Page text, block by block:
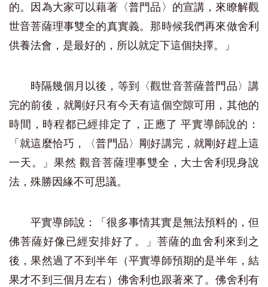
的。因為大家可以藉著〈普門品〉的宣講，來瞭解觀
世音菩薩理事雙全的真實義。那時候我們再來做舍利
供養法會，是最好的，所以就定下這個抉擇。」
時隔幾個月以後，等到〈觀世音菩薩普門品〉講
完的前後，就剛好只有今天有這個空隙可用，其他的
時間，時程都已經排定了，正應了 平實導師說的：
「就這麼恰巧，〈普門品〉剛好講完，就剛好趕上這
一天。」果然 觀音菩薩理事雙全，大士舍利現身說
法，殊勝因緣不可思議。
平實導師說：「很多事情其實是無法預料的，但
佛菩薩好像已經安排好了。」菩薩的血舍利來到之
後，果然過了不到半年（平實導師預期的是半年，結
果才不到三個月左右）佛舍利也跟著來了。佛舍利有